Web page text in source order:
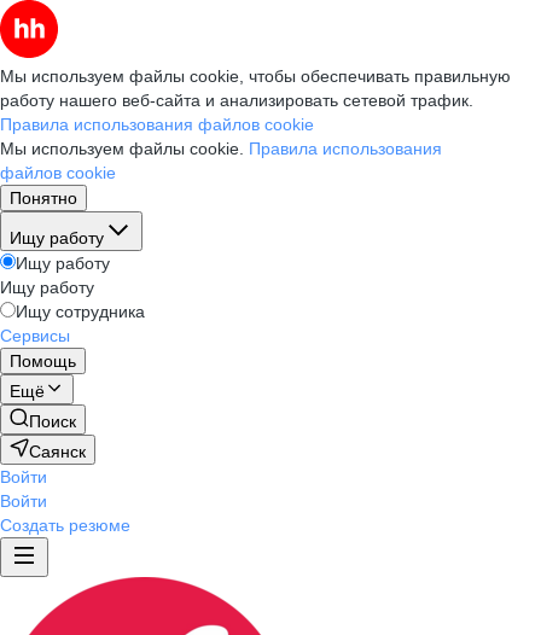
Мы используем файлы cookie, чтобы обеспечивать правильную
работу нашего веб-сайта и анализировать сетевой трафик.
Правила использования файлов cookie
Мы используем файлы cookie. Правила использования
файлов cookie
Понятно
Ищу работу
Ищу работу
Ищу работу
Ищу сотрудника
Сервисы
Помощь
Ещё
Поиск
Саянск
Войти
Войти
Создать резюме